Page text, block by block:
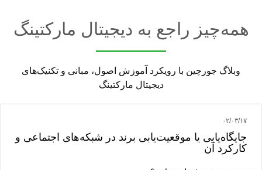
همه‌چیز راجع به دیجیتال مارکتینگ
وبلاگ جورچین با رویکرد آموزش اصول، مبانی و تکنیک‌های
دیجیتال مارکتینگ
۰۲/۰۳/۱۷
جایگاه‌یابی یا موقعیت‌یابی برند در شبکه‌های اجتماعی و
کارکرد آن